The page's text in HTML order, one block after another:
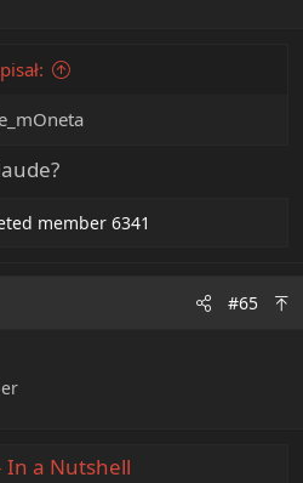
member 6341
#65
In a Nutshell